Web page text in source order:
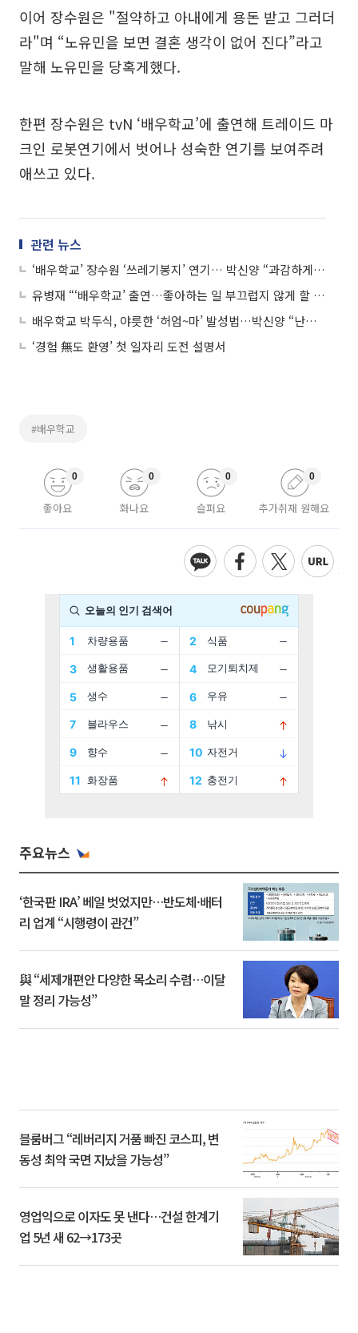
이어 장수원은 "절약하고 아내에게 용돈 받고 그러더
라"며 “노유민을 보면 결혼 생각이 없어 진다”라고
말해 노유민을 당혹게했다.
한편 장수원은 tvN ‘배우학교’에 출연해 트레이드 마
크인 로봇연기에서 벗어나 성숙한 연기를 보여주려
애쓰고 있다.
관련 뉴스
‘배우학교’ 장수원 ‘쓰레기봉지’ 연기… 박신양 “과감하게 실수하자”
유병재 “‘배우학교’ 출연…좋아하는 일 부끄럽지 않게 할 수 있는 기회”
배우학교 박두식, 야릇한 ‘허엄~마’ 발성법…박신양 “난이도 너무 높은거 아니니?"
‘경험 無도 환영’ 첫 일자리 도전 설명서
#배우학교
좋아요
0
화나요
0
슬퍼요
0
추가취재 원해요
0
주요뉴스
‘한국판 IRA’ 베일 벗었지만…반도체·배터
리 업계 “시행령이 관건”
與 “세제개편안 다양한 목소리 수렴…이달
말 정리 가능성”
블룸버그 “레버리지 거품 빠진 코스피, 변
동성 최악 국면 지났을 가능성”
영업익으로 이자도 못 낸다…건설 한계기
업 5년 새 62→173곳